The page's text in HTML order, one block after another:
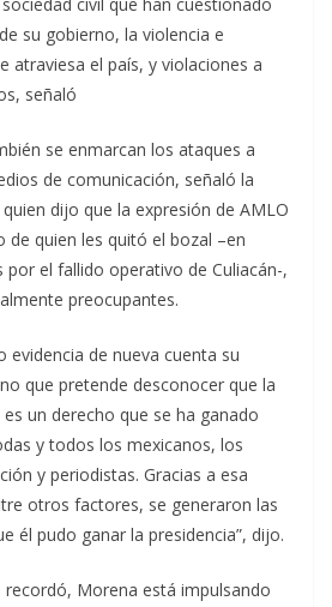
su gobierno, la violencia e
atraviesa el país, y violaciones a
señaló
se enmarcan los ataques a
de comunicación, señaló la
dijo que la expresión de AMLO
de quien les quitó el bozal –en
por el fallido operativo de Culiacán-,
preocupantes.
evidencia de nueva cuenta su
que pretende desconocer que la
un derecho que se ha ganado
y todos los mexicanos, los
y periodistas. Gracias a esa
otros factores, se generaron las
él pudo ganar la presidencia”, dijo.
recordó, Morena está impulsando